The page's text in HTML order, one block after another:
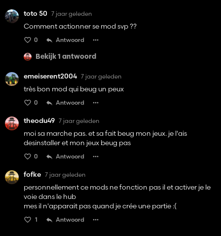
toto 50 7 jaar geleden
Comment actionner se mod svp ??
0 Antwoord
Bekijk 1 antwoord
emeiserent2004 7 jaar geleden
très bon mod qui beug un peux
0 Antwoord
theodu49 7 jaar geleden
moi sa marche pas. et sa fait beug mon jeux. je l'ais
desinstaller et mon jeux beug pas
0 Antwoord
fofke 7 jaar geleden
personnellement ce mods ne fonction pas il et activer je le
voie dans le hub
mes il n'apparait pas quand je crée une partie :(
1 Antwoord